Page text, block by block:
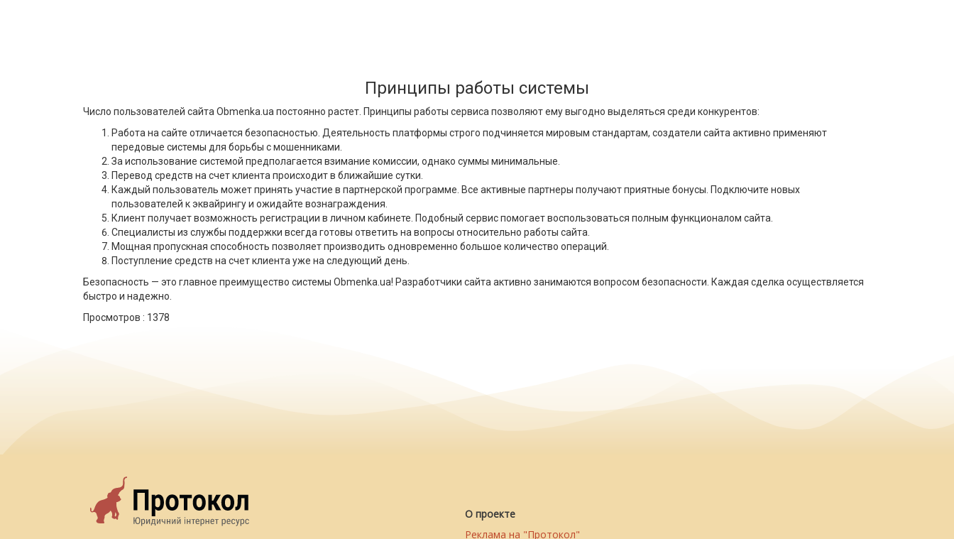
Принципы работы системы
Число пользователей сайта Obmenka.ua постоянно растет. Принципы работы сервиса позволяют ему выгодно выделяться среди конкурентов:
Работа на сайте отличается безопасностью. Деятельность платформы строго подчиняется мировым стандартам, создатели сайта активно применяют
передовые системы для борьбы с мошенниками.
За использование системой предполагается взимание комиссии, однако суммы минимальные.
Перевод средств на счет клиента происходит в ближайшие сутки.
Каждый пользователь может принять участие в партнерской программе. Все активные партнеры получают приятные бонусы. Подключите новых
пользователей к эквайрингу и ожидайте вознаграждения.
Клиент получает возможность регистрации в личном кабинете. Подобный сервис помогает воспользоваться полным функционалом сайта.
Специалисты из службы поддержки всегда готовы ответить на вопросы относительно работы сайта.
Мощная пропускная способность позволяет производить одновременно большое количество операций.
Поступление средств на счет клиента уже на следующий день.
Безопасность — это главное преимущество системы Obmenka.ua! Разработчики сайта активно занимаются вопросом безопасности. Каждая сделка осуществляется
быстро и надежно.
Просмотров : 1378
О проекте
Реклама на "Протокол"